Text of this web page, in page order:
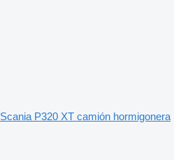
Scania P320 XT camión hormigonera